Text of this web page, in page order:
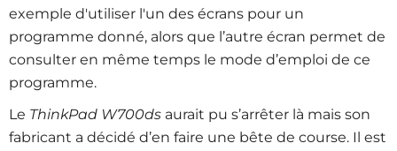
exemple d'utiliser l'un des écrans pour un
programme donné, alors que l’autre écran permet de
consulter en même temps le mode d’emploi de ce
programme.
Le ThinkPad W700ds aurait pu s’arrêter là mais son
fabricant a décidé d’en faire une bête de course. Il est